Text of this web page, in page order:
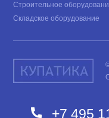
Строительное
Складское оборудование
+7 495